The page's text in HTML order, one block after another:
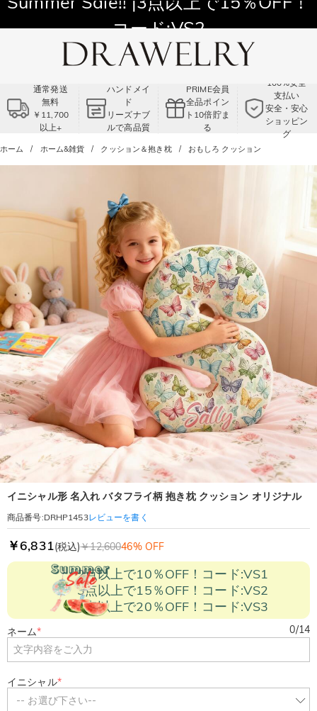
11,700円以上通常配送無料！
Summer Sale!! |3点以上で15％OFF！
コード:VS2
通常発送
無料
￥11,700
以上+
ハンドメイ
ド
リーズナブ
ルで高品質
PRIME会員
全品ポイン
ト10倍貯ま
る
100%安全
支払い
安全・安心
ショッピン
グ
ホーム ホーム&雑貨 クッション＆抱き枕 おもしろ クッション
イニシャル形 名入れ バタフライ柄 抱き枕 クッション オリジナル
商品番号:DRHP1453レビューを書く
￥6,831(税込)￥12,60046% OFF
2点以上で10％OFF！コード:VS1
3点以上で15％OFF！コード:VS2
5点以上で20％OFF！コード:VS3
ネーム* 0/14
イニシャル*
-- お選び下さい--